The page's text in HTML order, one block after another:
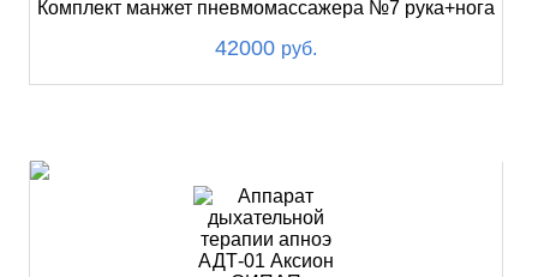
Комплект манжет пневмомассажера №7 рука+нога
42000 руб.